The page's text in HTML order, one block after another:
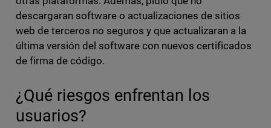
descargaran software o actualizaciones de sitios
web de terceros no seguros y que actualizaran a la
última versión del software con nuevos certificados
de firma de código.
¿Qué riesgos enfrentan los
usuarios?